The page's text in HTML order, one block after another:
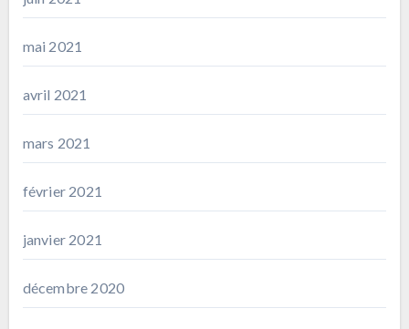
mai 2021
avril 2021
mars 2021
février 2021
janvier 2021
décembre 2020